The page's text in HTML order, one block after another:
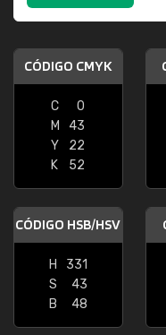
CÓDIGO CMYK
C
0
M
43
Y
22
K
52
CÓDIGO HSB/HSV
H
331
S
43
B
48